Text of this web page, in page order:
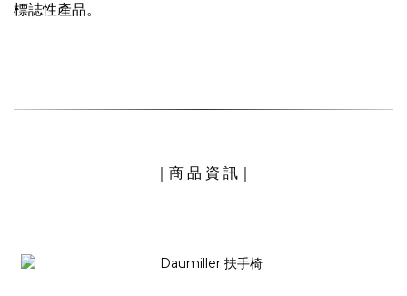
標誌性產品。
｜商 品 資 訊｜